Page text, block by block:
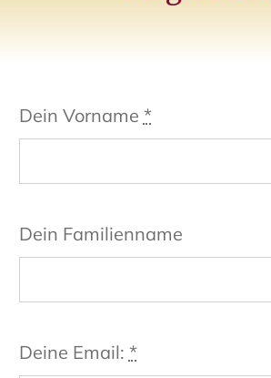
Dein Vorname *
Dein Familienname
Deine Email: *